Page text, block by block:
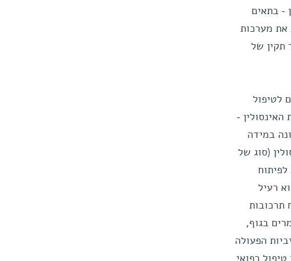
- בתאים
את מערכות
תקין של
לטיפול
-
במידה
(סוג של
רעיל
תרכובות
בגוף,
הפעולה
רפואי